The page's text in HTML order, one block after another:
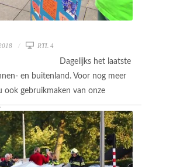
RTL 4
Dagelijks het laatste
en buitenland. Voor nog meer
ook gebruikmaken van onze